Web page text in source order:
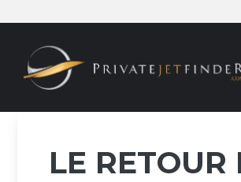
contenu
LE RETOUR